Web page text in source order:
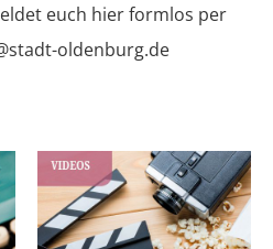
euch hier formlos per
oldenburg.de